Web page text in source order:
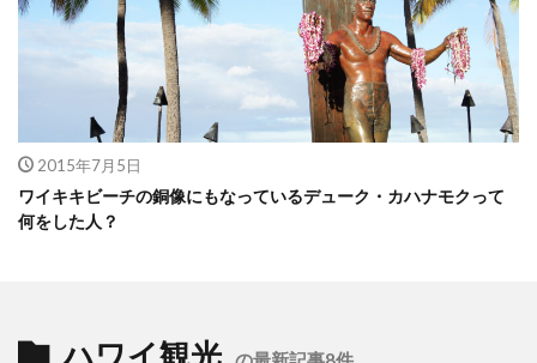
2015年7月5日
ワイキキビーチの銅像にもなっているデューク・カハナモクって
何をした人？
ハワイ観光